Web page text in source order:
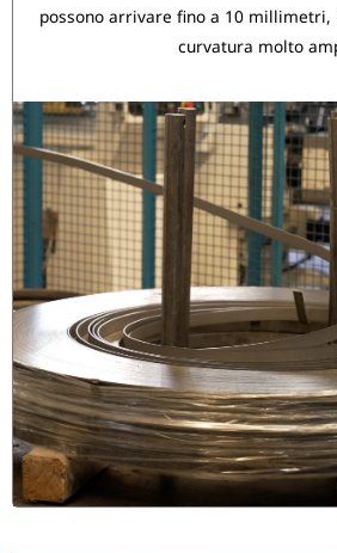
possono arrivare fino a 10 millimetri,
curvatura molto